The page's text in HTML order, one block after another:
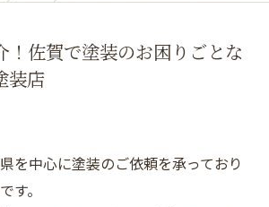
！佐賀で塗装のお困りごとな
装店
を中心に塗装のご依頼を承っており
す。